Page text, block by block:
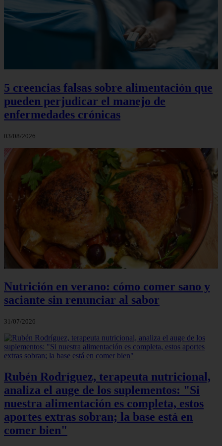
5 creencias falsas sobre alimentación que
pueden perjudicar el manejo de
enfermedades crónicas
03/08/2026
Nutrición en verano: cómo comer sano y
saciante sin renunciar al sabor
31/07/2026
Rubén Rodríguez, terapeuta nutricional,
analiza el auge de los suplementos: "Si
nuestra alimentación es completa, estos
aportes extras sobran; la base está en
comer bien"